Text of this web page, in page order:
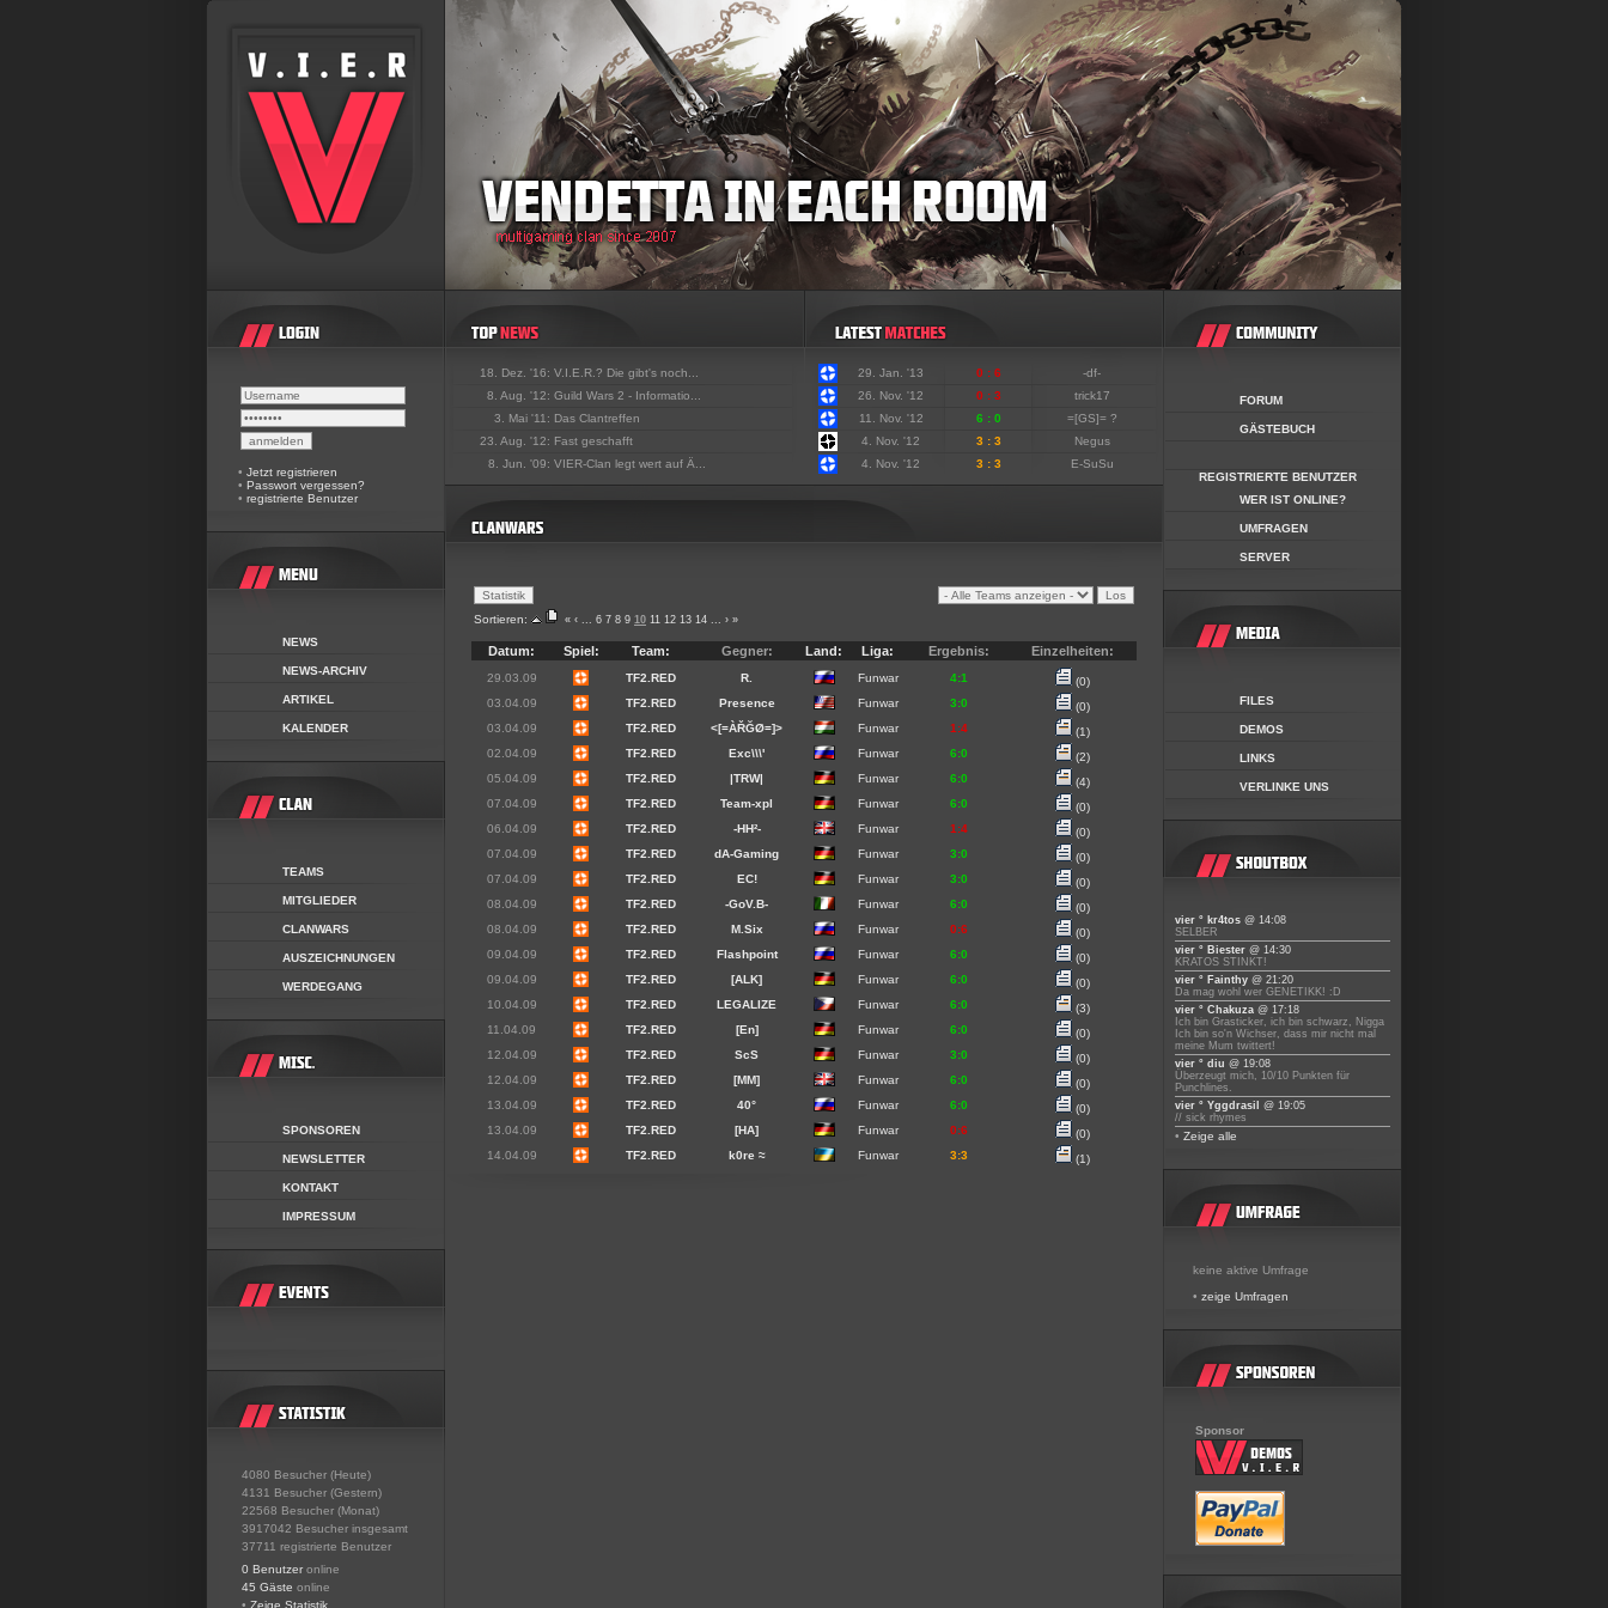
• Jetzt registrieren
• Passwort vergessen?
• registrierte Benutzer
NEWS
NEWS-ARCHIV
ARTIKEL
KALENDER
TEAMS
MITGLIEDER
CLANWARS
AUSZEICHNUNGEN
WERDEGANG
SPONSOREN
NEWSLETTER
KONTAKT
IMPRESSUM
4080 Besucher (Heute)
4131 Besucher (Gestern)
22568 Besucher (Monat)
3917042 Besucher insgesamt
37711 registrierte Benutzer
0 Benutzer online
45 Gäste online
• Zeige Statistik
18. Dez. '16: V.I.E.R.? Die gibt's noch...
8. Aug. '12: Guild Wars 2 - Informatio...
3. Mai '11: Das Clantreffen
23. Aug. '12: Fast geschafft
8. Jun. '09: VIER-Clan legt wert auf Ä...
29. Jan. '13 0 : 6
-df-
26. Nov. '12
0 : 3
trick17
11. Nov. '12
6 : 0
=[GS]= ?
4. Nov. '12
3 : 3
Negus
4. Nov. '12
3 : 3 E-SuSu
Sortieren: « ‹ ... 6 7 8 9 10 11 12 13 14 ... › »
Datum: Spiel: Team: Gegner: Land: Liga: Ergebnis: Einzelheiten:
29.03.09 TF2.RED R. Funwar 4:1
(0)
03.04.09
TF2.RED Presence Funwar 3:0
(0)
03.04.09
TF2.RED <[=ÀŘĞØ=]> Funwar 1:4
(1)
02.04.09
TF2.RED Exc\\\' Funwar 6:0
(2)
05.04.09
TF2.RED |TRW| Funwar 6:0
(4)
07.04.09
TF2.RED Team-xpl Funwar 6:0
(0)
06.04.09
TF2.RED -HH²- Funwar 1:4
(0)
07.04.09
TF2.RED dA-Gaming Funwar 3:0
(0)
07.04.09
TF2.RED EC! Funwar 3:0
(0)
08.04.09
TF2.RED -GoV.B- Funwar 6:0
(0)
08.04.09
TF2.RED M.Six Funwar 0:6
(0)
09.04.09
TF2.RED Flashpoint Funwar 6:0
(0)
09.04.09
TF2.RED [ALK] Funwar 6:0
(0)
10.04.09
TF2.RED LEGALIZE Funwar 6:0
(3)
11.04.09
TF2.RED [En] Funwar 6:0
(0)
12.04.09
TF2.RED ScS Funwar 3:0
(0)
12.04.09
TF2.RED [MM] Funwar 6:0
(0)
13.04.09
TF2.RED 40° Funwar 6:0
(0)
13.04.09
TF2.RED [HA] Funwar 0:6
(0)
14.04.09
TF2.RED k0re ≈ Funwar 3:3 (1)
FORUM
GÄSTEBUCH
REGISTRIERTE BENUTZER
WER IST ONLINE?
UMFRAGEN
SERVER
FILES
DEMOS
LINKS
VERLINKE UNS
vier ° kr4tos @ 14:08
SELBER
vier ° Biester @ 14:30
KRATOS STINKT!
vier ° Fainthy @ 21:20
Da mag wohl wer GENETIKK! :D
vier ° Chakuza @ 17:18
Ich bin Grasticker, ich bin schwarz, Nigga
Ich bin so'n Wichser, dass mir nicht mal
meine Mum twittert!
vier ° diu @ 19:08
Überzeugt mich, 10/10 Punkten für
Punchlines.
vier ° Yggdrasil
@ 19:05
// sick rhymes
• Zeige alle
keine aktive Umfrage
• zeige Umfragen
Sponsor